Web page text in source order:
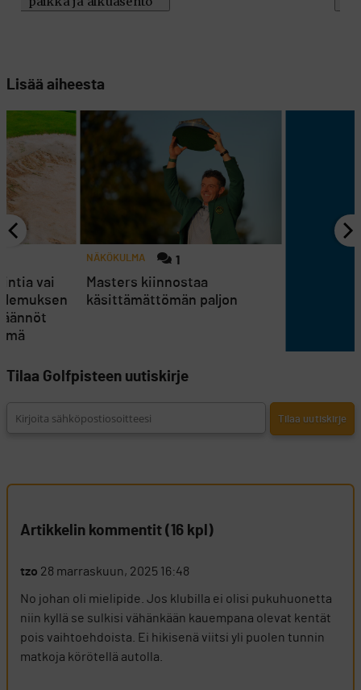
Lisää aiheesta
NÄKÖKULMA 1
Masters kiinnostaa
käsittämättömän paljon
vai
Tilaa Golfpisteen uutiskirje
Artikkelin kommentit (16 kpl)
tzo 28 marraskuun, 2025 16:48
No johan oli mielipide. Jos klubilla ei olisi pukuhuonetta
niin kyllä se sulkisi vähänkään kauempana olevat kentät
pois vaihtoehdoista. Ei hikisenä viitsi yli puolen tunnin
matkoja körötellä autolla.